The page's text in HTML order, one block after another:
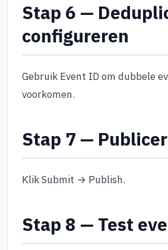
Stap 6 —
configureren
Gebruik Event ID om dubbele
voorkomen.
Stap 7 —
Klik Submit → Publish.
Stap 8 — Test